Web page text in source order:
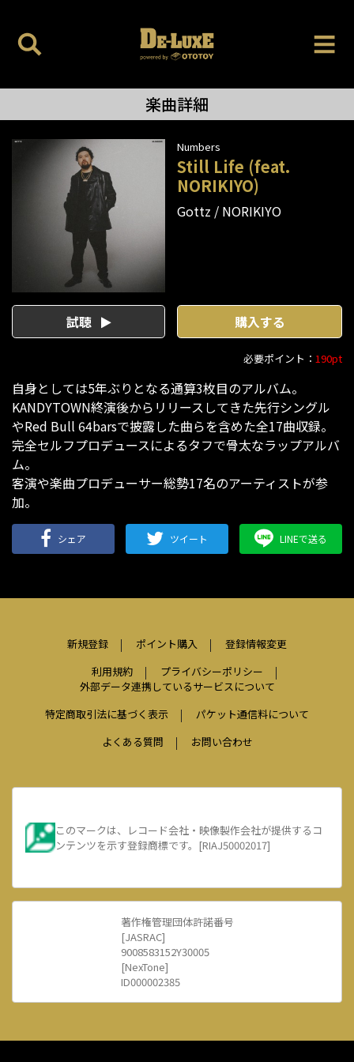
楽曲詳細
Numbers
Still Life (feat.
NORIKIYO)
Gottz NORIKIYO
試聴 購入する
必要ポイント： 190pt
自身としては5年ぶりとなる通算3枚目のアルバム。
KANDYTOWN終演後からリリースしてきた先行シングル
やRed Bull 64barsで披露した曲らを含めた全17曲収録。
完全セルフプロデュースによるタフで骨太なラップアルバ
ム。
客演や楽曲プロデューサー総勢17名のアーティストが参
加。
シェア ツイート LINEで送る
新規登録 ポイント購入
登録情報変更
利用規約
プライバシーポリシー
外部データ連携しているサービスについて
特定商取引法に基づく表示
パケット通信料について
よくある質問
お問い合わせ
このマークは、レコード会社・映像製作会社が提供するコ
ンテンツを示す登録商標です。[RIAJ50002017]
著作権管理団体許諾番号
[JASRAC]
9008583152Y30005
[NexTone]
ID000002385